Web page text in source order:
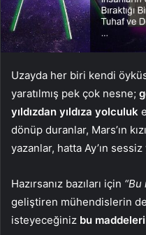
Uzayda her biri kendi
yaratılmış pek çok nesne;
yıldızdan yıldıza yolculuk
dönüp duranlar, Mars’ın
yazanlar, hatta Ay’ın
Hazırsanız bazıları için “Bu
geliştiren mühendislerin
isteyeceğiniz bu